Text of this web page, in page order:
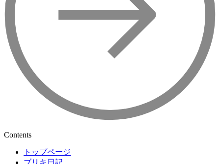
Contents
トップページ
ブリキ日記